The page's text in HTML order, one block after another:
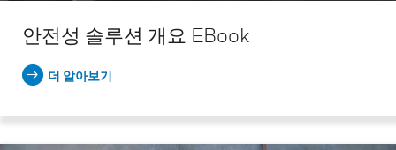
안전성 솔루션 개요 EBook
더 알아보기